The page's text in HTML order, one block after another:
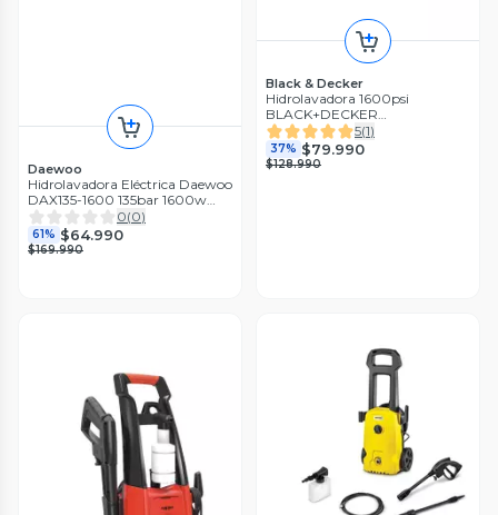
Daewoo
Hidrolavadora Eléctrica Daewoo
DAX135-1600 135bar 1600w
220v Accesorios
0(0)
61% $64.990
$169.990
Black & Decker
Hidrolavadora 1600psi
BLACK+DECKER
BEPW1600H-B2C
5(1)
37% $79.990
$128.990